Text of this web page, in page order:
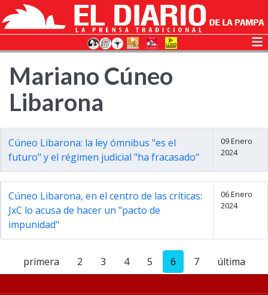
Mariano Cúneo
Libarona
Cúneo Libarona: la ley ómnibus "es el
futuro" y el régimen judicial "ha fracasado"
09 Enero
2024
Cúneo Libarona, en el centro de las críticas:
JxC lo acusa de hacer un "pacto de
impunidad"
06 Enero
2024
primera 2 3 4 5 6 7 última